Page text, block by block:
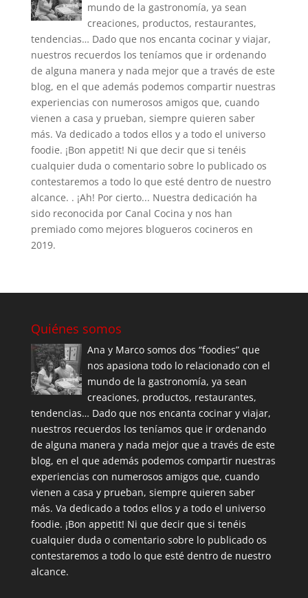
mundo de la gastronomía, ya sean
creaciones, productos, restaurantes,
tendencias… Dado que nos encanta cocinar y viajar,
nuestros recuerdos los teníamos que ir ordenando
de alguna manera y nada mejor que a través de este
blog, en el que además podemos compartir nuestras
experiencias con numerosos amigos que, cuando
vienen a casa y prueban, siempre quieren saber
más. Va dedicado a todos ellos y a todo el universo
foodie. ¡Bon appetit! Ni que decir que si tenéis
cualquier duda o comentario sobre lo publicado os
contestaremos a todo lo que esté dentro de nuestro
alcance. . ¡Ah! Por cierto... Nuestra dedicación ha
sido reconocida por Canal Cocina y nos han
premiado como mejores blogueros cocineros en
2019.
Quiénes somos
Ana y Marco somos dos “foodies” que
nos apasiona todo lo relacionado con el
mundo de la gastronomía, ya sean
creaciones, productos, restaurantes,
tendencias… Dado que nos encanta cocinar y viajar,
nuestros recuerdos los teníamos que ir ordenando
de alguna manera y nada mejor que a través de este
blog, en el que además podemos compartir nuestras
experiencias con numerosos amigos que, cuando
vienen a casa y prueban, siempre quieren saber
más. Va dedicado a todos ellos y a todo el universo
foodie. ¡Bon appetit! Ni que decir que si tenéis
cualquier duda o comentario sobre lo publicado os
contestaremos a todo lo que esté dentro de nuestro
alcance.